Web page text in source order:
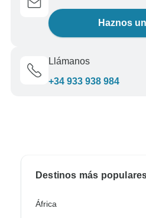
Haznos
Llámanos
+34 933 938 984
Destinos más
África